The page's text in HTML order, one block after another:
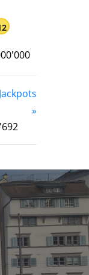
»